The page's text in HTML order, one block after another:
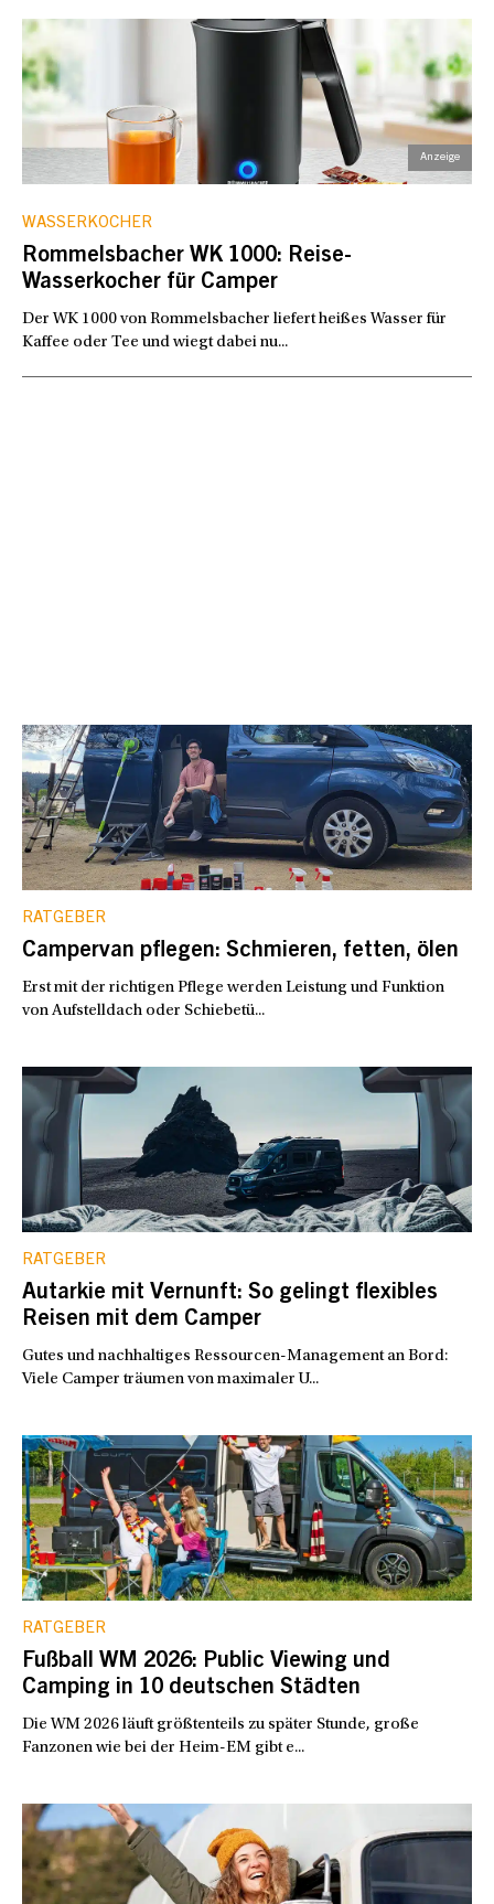
WASSERKOCHER
Rommelsbacher WK 1000: Reise-
Wasserkocher für Camper
Der WK 1000 von Rommelsbacher liefert heißes Wasser für
Kaffee oder Tee und wiegt dabei nu...
RATGEBER
Fußball WM 2026: Public Viewing und
Camping in 10 deutschen Städten
Die WM 2026 läuft größtenteils zu später Stunde, große
Fanzonen wie bei der Heim-EM gibt e...
RATGEBER
Autarkie mit Vernunft: So gelingt flexibles
Reisen mit dem Camper
Gutes und nachhaltiges Ressourcen-Management an Bord:
Viele Camper träumen von maximaler U...
RATGEBER
Campervan pflegen: Schmieren, fetten, ölen
Erst mit der richtigen Pflege werden Leistung und Funktion
von Aufstelldach oder Schiebetü...